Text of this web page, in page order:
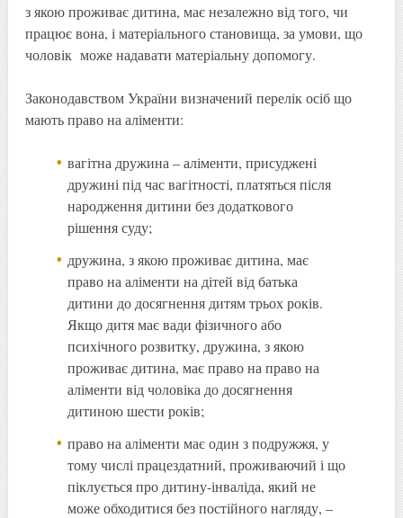
з якою проживає дитина, має незалежно від того, чи
працює вона, і матеріального становища, за умови, що
чоловік може надавати матеріальну допомогу.
Законодавством України визначений перелік осіб що
мають право на аліменти:
вагітна дружина – аліменти, присуджені
дружині під час вагітності, платяться після
народження дитини без додаткового
рішення суду;
дружина, з якою проживає дитина, має
право на аліменти на дітей від батька
дитини до досягнення дитям трьох років.
Якщо дитя має вади фізичного або
психічного розвитку, дружина, з якою
проживає дитина, має право на право на
аліменти від чоловіка до досягнення
дитиною шести років;
право на аліменти має один з подружжя, у
тому числі працездатний, проживаючий і що
піклується про дитину-інваліда, який не
може обходитися без постійного нагляду, –